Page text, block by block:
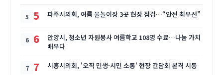
5 파주시의회, 여름 물놀이장 3곳 현장 점검…“안전 최우선”
6
안양시, 청소년 자원봉사 여름학교 108명 수료…나눔 가치
배우다
7 시흥시의회, '오직 민생·시민 소통' 현장 간담회 본격 시동